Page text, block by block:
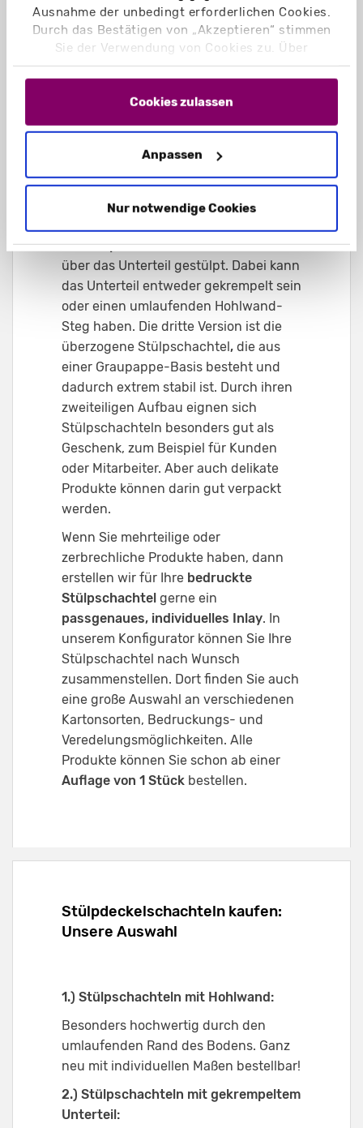
Ausnahme der unbedingt erforderlichen Cookies.
Durch das Bestätigen von „Akzeptieren“ stimmen
Sie der Verwendung von Cookies zu. Über
„Einstellungen“ können Sie auswählen, welche
Cookies Sie zulassen. Hier finden Sie unser
und unsereDatenschutzerklärung
Cookies zulassen
Anpassen
Nur notwendige Cookies
Bedruckte Stülpschachteln
BeiStülpschachtelnwird der Deckel
über das Unterteil gestülpt. Dabei kann
das Unterteil entweder gekrempelt sein
oder einen umlaufenden Hohlwand-
Steg haben. Die dritte Version ist die
überzogene Stülpschachtel, die aus
einer Graupappe-Basis besteht und
dadurch extrem stabil ist. Durch ihren
zweiteiligen Aufbau eignen sich
Stülpschachteln besonders gut als
Geschenk, zum Beispiel für Kunden
oder Mitarbeiter. Aber auch delikate
Produkte können darin gut verpackt
werden.
Wenn Sie mehrteilige oder
zerbrechliche Produkte haben, dann
erstellen wir für Ihre bedruckte
Stülpschachtel gerne ein
passgenaues, individuelles Inlay. In
unserem Konfigurator können Sie Ihre
Stülpschachtel nach Wunsch
zusammenstellen. Dort finden Sie auch
eine große Auswahl an verschiedenen
Kartonsorten, Bedruckungs- und
Veredelungsmöglichkeiten. Alle
Produkte können Sie schon ab einer
Auflage von 1 Stück bestellen.
Stülpdeckelschachteln kaufen:
Unsere Auswahl
1.) Stülpschachteln mit Hohlwand:
Besonders hochwertig durch den
umlaufenden Rand des Bodens. Ganz
neu mit individuellen Maßen bestellbar!
2.) Stülpschachteln mit gekrempeltem
Unterteil: